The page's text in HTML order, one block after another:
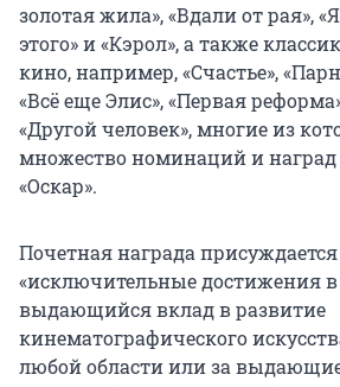
золотая жила», «Вдали от рая»,
этого» и «Кэрол», а также
кино, например, «Счастье»,
«Всё еще Элис», «Первая
«Другой человек», многие из
множество номинаций и
«Оскар».
Почетная награда присуждается
«исключительные достижения
выдающийся вклад в развитие
кинематографического
любой области или за